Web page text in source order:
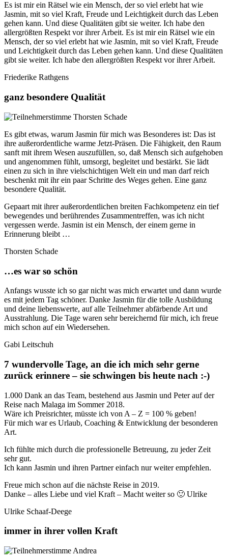
Es ist mir ein Rätsel wie ein Mensch, der so viel erlebt hat wie
Jasmin, mit so viel Kraft, Freude und Leichtigkeit durch das Leben
gehen kann. Und diese Qualitäten gibt sie weiter. Ich habe den
allergrößten Respekt vor ihrer Arbeit. Es ist mir ein Rätsel wie ein
Mensch, der so viel erlebt hat wie Jasmin, mit so viel Kraft, Freude
und Leichtigkeit durch das Leben gehen kann. Und diese Qualitäten
gibt sie weiter. Ich habe den allergrößten Respekt vor ihrer Arbeit.
Friederike Rathgens
ganz besondere Qualität
Es gibt etwas, warum Jasmin für mich was Besonderes ist: Das ist
ihre außerordentliche warme Jetzt-Präsen. Die Fähigkeit, den Raum
sanft mit ihrem Wesen auszufüllen, so, daß Mensch sich aufgehoben
und angenommen fühlt, umsorgt, begleitet und bestärkt. Sie lädt
einen zu sich in ihre vielschichtigen Welt ein und man darf reich
beschenkt mit ihr ein paar Schritte des Weges gehen. Eine ganz
besondere Qualität.
Gepaart mit ihrer außerordentlichen breiten Fachkompetenz ein tief
bewegendes und berührendes Zusammentreffen, was ich nicht
vergessen werde. Jasmin ist ein Mensch, der einem gerne in
Erinnerung bleibt …
Thorsten Schade
…es war so schön
Anfangs wusste ich so gar nicht was mich erwartet und dann wurde
es mit jedem Tag schöner. Danke Jasmin für die tolle Ausbildung
und deine liebenswerte, auf alle Teilnehmer abfärbende Art und
Ausstrahlung. Die Tage waren sehr bereichernd für mich, ich freue
mich schon auf ein Wiedersehen.
Gabi Leitschuh
7 wundervolle Tage, an die ich mich sehr gerne
zurück erinnere – sie schwingen bis heute nach :-)
1.000 Dank an das Team, bestehend aus Jasmin und Peter auf der
Reise nach Malaga im Sommer 2018.
Wäre ich Preisrichter, müsste ich von A – Z = 100 % geben!
Für mich war es Urlaub, Coaching & Entwicklung der besonderen
Art.
Ich fühlte mich durch die professionelle Betreuung, zu jeder Zeit
sehr gut.
Ich kann Jasmin und ihren Partner einfach nur weiter empfehlen.
Freue mich schon auf die nächste Reise in 2019.
Danke – alles Liebe und viel Kraft – Macht weiter so 🙂 Ulrike
Ulrike Schaaf-Deege
immer in ihrer vollen Kraft